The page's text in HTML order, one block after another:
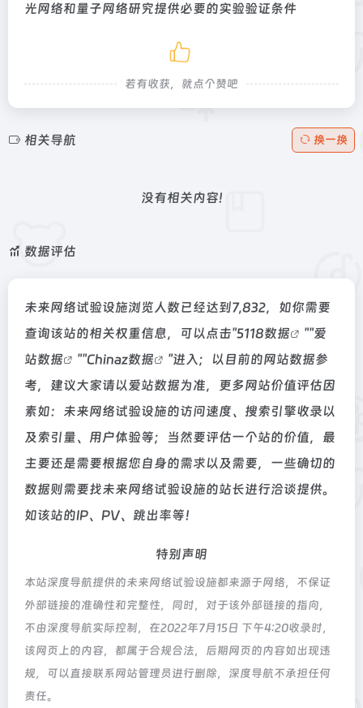
光网络和量子网络研究提供必要的实验验证条件
若有收获，就点个赞吧
相关导航 换一换
没有相关内容!
数据评估
未来网络试验设施浏览人数已经达到7,832，如你需要
查询该站的相关权重信息，可以点击"5118数据 ""爱
站数据
""Chinaz数据
"进入；以目前的网站数据参
考，建议大家请以爱站数据为准，更多网站价值评估因
素如：未来网络试验设施的访问速度、搜索引擎收录以
及索引量、用户体验等；当然要评估一个站的价值，最
主要还是需要根据您自身的需求以及需要，一些确切的
数据则需要找未来网络试验设施的站长进行洽谈提供。
如该站的IP、PV、跳出率等！
特别声明
本站深度导航提供的未来网络试验设施都来源于网络，不保证
外部链接的准确性和完整性，同时，对于该外部链接的指向，
不由深度导航实际控制，在2022年7月15日 下午4:20收录时，
该网页上的内容，都属于合规合法，后期网页的内容如出现违
规，可以直接联系网站管理员进行删除，深度导航不承担任何
责任。